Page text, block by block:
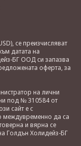
се преизчисляват
датата на
БГ ООД си запазва
оферта, за
на лични
под № 310584 от
сайт е с
междувременно да са
и вярна се
Голдън Холидейз-БГ